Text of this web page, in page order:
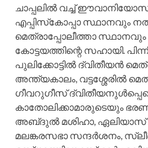
ചാപ്പലില്‍ വച്ച്‌
എപ്പിസ്‌കോപ്പാ സ്ഥാനവും
മെത്രാപ്പോലീത്താ
കോട്ടയത്തിന്റെ സഹായി.
പുലിക്കോട്ടില്‍ ദ്വിതീയന്‍
അന്ത്യകാലം, വട്ടശ്ശേരില്‍
ഗീവറുഗീസ്‌
കാതോലിക്കാമാരുടെയും
അബ്‌ദുല്‍ മശിഹാ, ഏലിയാസ്‌
മലങ്കരസഭാ സന്ദര്‍ശനം,